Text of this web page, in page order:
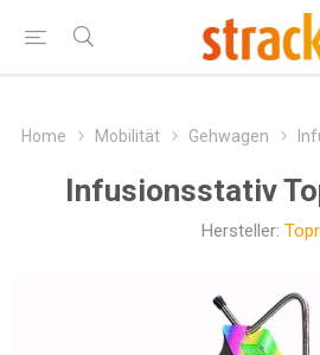
Home Mobilität Gehwagen
Infusionsstativ
Hersteller: